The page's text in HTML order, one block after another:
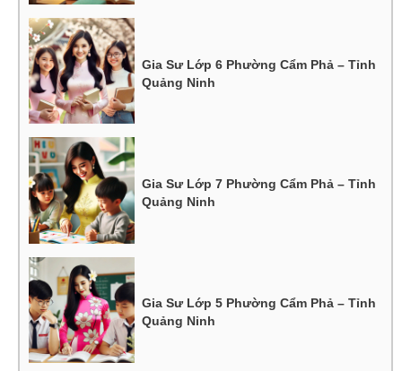
Gia Sư Lớp 6 Phường Cẩm Phả – Tỉnh
Quảng Ninh
Gia Sư Lớp 7 Phường Cẩm Phả – Tỉnh
Quảng Ninh
Gia Sư Lớp 5 Phường Cẩm Phả – Tỉnh
Quảng Ninh